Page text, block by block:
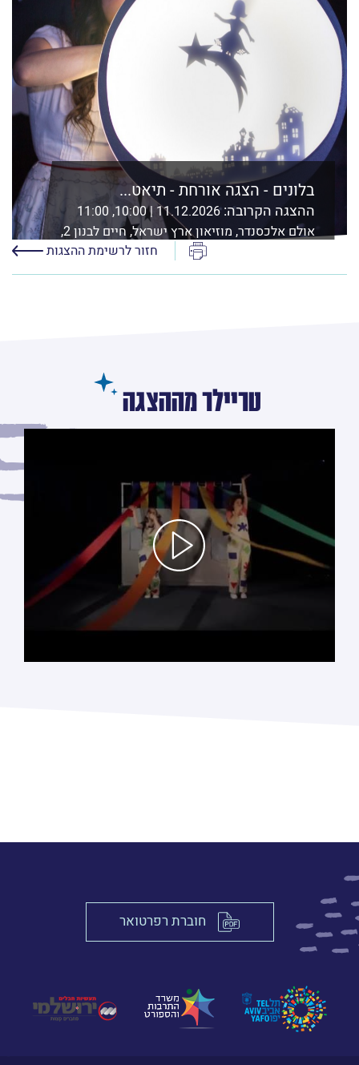
בלונים - הצגה אורחת - תיאט...
ההצגה הקרובה:11.12.2026 | 10:00, 11:00
אולם אלכסנדר, מוזיאון ארץ ישראל, חיים לבנון 2,
לפרטים נוספים ורכישה
חזור לרשימת ההצגות
טריילר מההצגה
חוברת רפרטואר